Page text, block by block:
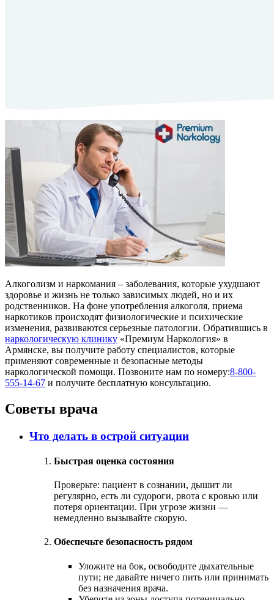
Алкоголизм и наркомания – заболевания, которые ухудшают
здоровье и жизнь не только зависимых людей, но и их
родственников. На фоне употребления алкоголя, приема
наркотиков происходят физиологические и психические
изменения, развиваются серьезные патологии. Обратившись в
наркологическую клинику «Премиум Наркология» в
Армянске, вы получите работу специалистов, которые
применяют современные и безопасные методы
наркологической помощи. Позвоните нам по номеру:8-800-
555-14-67 и получите бесплатную консультацию.
Советы врача
Что делать в острой ситуации
Быстрая оценка состояния
Проверьте: пациент в сознании, дышит ли
регулярно, есть ли судороги, рвота с кровью или
потеря ориентации. При угрозе жизни —
немедленно вызывайте скорую.
Обеспечьте безопасность рядом
Уложите на бок, освободите дыхательные
пути; не давайте ничего пить или принимать
без назначения врача.